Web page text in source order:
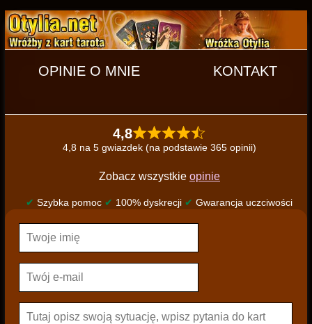
OPINIE O MNIE KONTAKT
4,8
4,8 na 5 gwiazdek (na podstawie 365 opinii)
Zobacz wszystkie opinie
✔ Szybka pomoc ✔ 100% dyskrecji ✔ Gwarancja uczciwości